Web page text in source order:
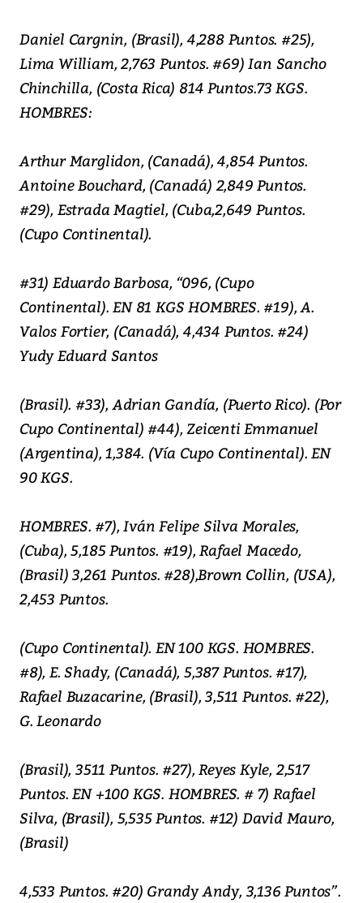
Daniel Cargnin, (Brasil), 4,288 Puntos. #25),
Lima William, 2,763 Puntos. #69) Ian Sancho
Chinchilla, (Costa Rica) 814 Puntos.73 KGS.
HOMBRES:
Arthur Marglidon, (Canadá), 4,854 Puntos.
Antoine Bouchard, (Canadá) 2,849 Puntos.
#29), Estrada Magtiel, (Cuba,2,649 Puntos.
(Cupo Continental).
#31) Eduardo Barbosa, “096, (Cupo
Continental). EN 81 KGS HOMBRES. #19), A.
Valos Fortier, (Canadá), 4,434 Puntos. #24)
Yudy Eduard Santos
(Brasil). #33), Adrian Gandía, (Puerto Rico). (Por
Cupo Continental) #44), Zeicenti Emmanuel
(Argentina), 1,384. (Vía Cupo Continental). EN
90 KGS.
HOMBRES. #7), Iván Felipe Silva Morales,
(Cuba), 5,185 Puntos. #19), Rafael Macedo,
(Brasil) 3,261 Puntos. #28),Brown Collin, (USA),
2,453 Puntos.
(Cupo Continental). EN 100 KGS. HOMBRES.
#8), E. Shady, (Canadá), 5,387 Puntos. #17),
Rafael Buzacarine, (Brasil), 3,511 Puntos. #22),
G. Leonardo
(Brasil), 3511 Puntos. #27), Reyes Kyle, 2,517
Puntos. EN +100 KGS. HOMBRES. # 7) Rafael
Silva, (Brasil), 5,535 Puntos. #12) David Mauro,
(Brasil)
4,533 Puntos. #20) Grandy Andy, 3,136 Puntos”.